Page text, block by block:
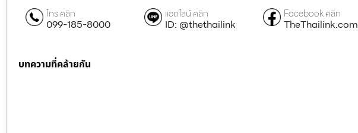
โทร คลิก
099-185-8000
แอดไลน์ คลิก
ID: @thethailink
Facebook คลิก
TheThailink.com
บทความที่คล้ายกัน